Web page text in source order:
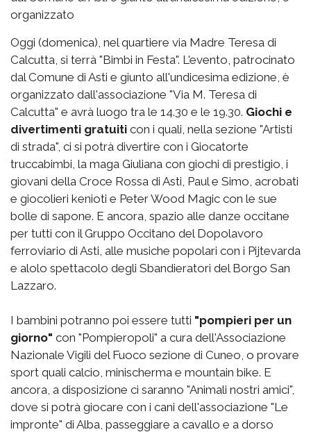
organizzato
Oggi (domenica), nel quartiere via Madre Teresa di
Calcutta, si terrà "Bimbi in Festa". L'evento, patrocinato
dal Comune di Asti e giunto all'undicesima edizione, è
organizzato dall'associazione "Via M. Teresa di
Calcutta" e avrà luogo tra le 14.30 e le 19.30. Giochi e
divertimenti gratuiti con i quali, nella sezione "Artisti
di strada", ci si potrà divertire con i Giocatorte
truccabimbi, la maga Giuliana con giochi di prestigio, i
giovani della Croce Rossa di Asti, Paul e Simo, acrobati
e giocolieri kenioti e Peter Wood Magic con le sue
bolle di sapone. E ancora, spazio alle danze occitane
per tutti con il Gruppo Occitano del Dopolavoro
ferroviario di Asti, alle musiche popolari con i Pijtevarda
e alolo spettacolo degli Sbandieratori del Borgo San
Lazzaro.
I bambini potranno poi essere tutti "pompieri per un
giorno" con "Pompieropoli" a cura dell'Associazione
Nazionale Vigili del Fuoco sezione di Cuneo, o provare
sport quali calcio, minischerma e mountain bike. E
ancora, a disposizione ci saranno "Animali nostri amici",
dove si potrà giocare con i cani dell'associazione "Le
impronte" di Alba, passeggiare a cavallo e a dorso